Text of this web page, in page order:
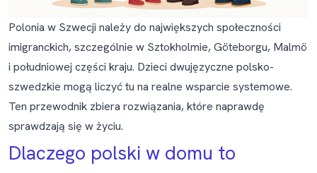
Polonia w Szwecji należy do największych społeczności
imigranckich, szczególnie w Sztokholmie, Göteborgu, Malmö
i południowej części kraju. Dzieci dwujęzyczne polsko-
szwedzkie mogą liczyć tu na realne wsparcie systemowe.
Ten przewodnik zbiera rozwiązania, które naprawdę
sprawdzają się w życiu.
Dlaczego polski w domu to